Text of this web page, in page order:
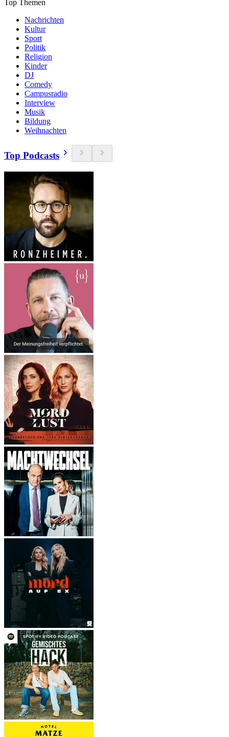
Top Themen
Nachrichten
Kultur
Sport
Politik
Religion
Kinder
DJ
Comedy
Campusradio
Interview
Musik
Bildung
Weihnachten
Top Podcasts